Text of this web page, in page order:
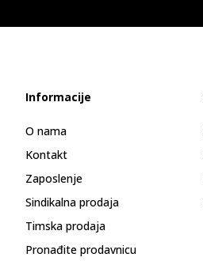
Informacije
O nama
Kontakt
Zaposlenje
Sindikalna prodaja
Timska prodaja
Pronađite prodavnicu